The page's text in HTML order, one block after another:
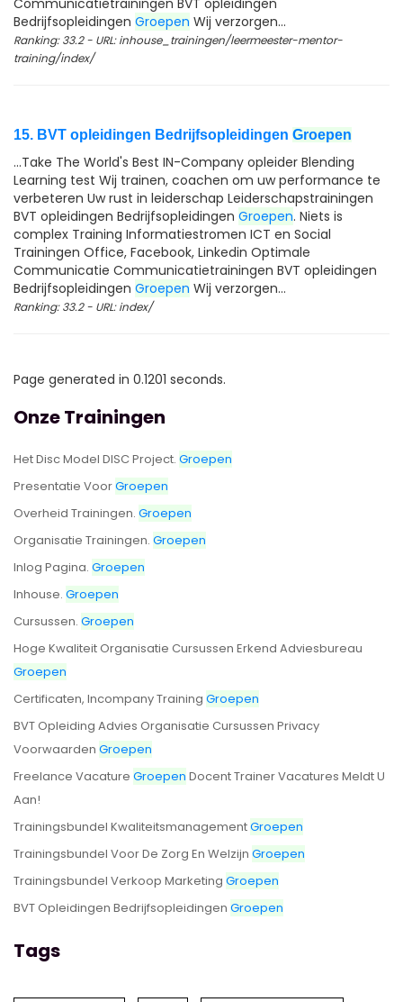
Communicatietrainingen BVT opleidingen
Bedrijfsopleidingen Groepen Wij verzorgen...
Ranking: 33.2 - URL: inhouse_trainingen/leermeester-mentor-
training/index/
15. BVT opleidingen Bedrijfsopleidingen Groepen
...Take The World's Best IN-Company opleider Blending
Learning test Wij trainen, coachen om uw performance te
verbeteren Uw rust in leiderschap Leiderschapstrainingen
BVT opleidingen Bedrijfsopleidingen Groepen. Niets is
complex Training Informatiestromen ICT en Social
Trainingen Office, Facebook, Linkedin Optimale
Communicatie Communicatietrainingen BVT opleidingen
Bedrijfsopleidingen Groepen Wij verzorgen...
Ranking: 33.2 - URL: index/
Page generated in 0.1201 seconds.
Onze Trainingen
Het Disc Model DISC Project. Groepen
Presentatie VoorGroepen
Overheid Trainingen. Groepen
Organisatie Trainingen. Groepen
Inlog Pagina. Groepen
Inhouse. Groepen
Cursussen. Groepen
Hoge Kwaliteit Organisatie Cursussen Erkend Adviesbureau
Groepen
Certificaten, Incompany Training Groepen
BVT Opleiding Advies Organisatie Cursussen Privacy
Voorwaarden Groepen
Freelance Vacature Groepen Docent Trainer Vacatures Meldt U
Aan!
Trainingsbundel KwaliteitsmanagementGroepen
Trainingsbundel Voor De Zorg En Welzijn Groepen
Trainingsbundel Verkoop Marketing Groepen
BVT Opleidingen Bedrijfsopleidingen Groepen
Tags